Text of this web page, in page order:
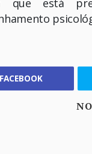
que está
FACEBOOK